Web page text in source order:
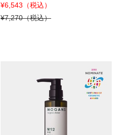
¥6,543（税込）
¥7,270（税込）